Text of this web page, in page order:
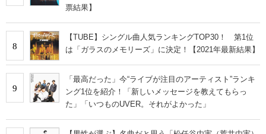
票結果】
8
【TUBE】シングル曲人気ランキングTOP30！ 第1位
は「ガラスのメモリーズ」に決定！【2021年最新結果】
9
「最高だった」今“ライブが注目のアーティスト”ランキ
ング1位を紹介！「新しいメッセージを教えてもらっ
た」「いつものUVER。それがよかった」